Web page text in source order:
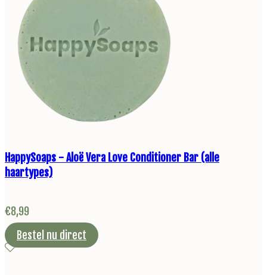
HappySoaps - Aloë Vera Love Conditioner Bar (alle
haartypes)
€8,99
Bestel nu direct